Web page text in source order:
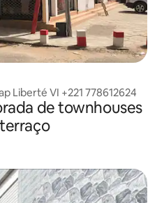
Liberté VI +221 778612624
de townhouses